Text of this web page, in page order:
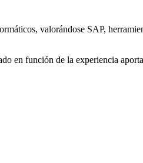
valorándose SAP,
en función de la experiencia